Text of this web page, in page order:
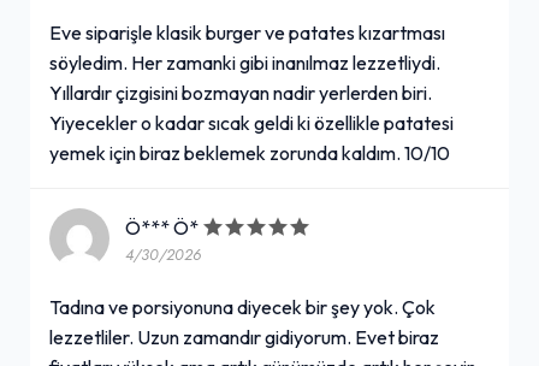
Eve siparişle klasik burger ve patates kızartması
söyledim. Her zamanki gibi inanılmaz lezzetliydi.
Yıllardır çizgisini bozmayan nadir yerlerden biri.
Yiyecekler o kadar sıcak geldi ki özellikle patatesi
yemek için biraz beklemek zorunda kaldım. 10/10
Ö*** Ö*
4/30/2026
Tadına ve porsiyonuna diyecek bir şey yok. Çok
lezzetliler. Uzun zamandır gidiyorum. Evet biraz